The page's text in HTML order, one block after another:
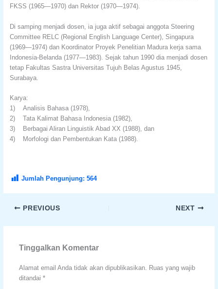
FKSS (1965—1970) dan Rektor (1970—1974).
Di samping menjadi dosen, ia juga aktif sebagai anggota Steering
Committee RELC (Regional English Language Center), Singapura
(1969—1974) dan Koordinator Proyek Penelitian Madura kerja sama
Indonesia-Belanda (1977—1983). Sejak tahun 1990 dia menjadi dosen
tetap Fakultas Sastra Universitas Tujuh Belas Agustus 1945,
Surabaya.
Karya:
1) Analisis Bahasa (1978),
2) Tata Kalimat Bahasa Indonesia (1982),
3) Berbagai Aliran Linguistik Abad XX (1988), dan
4) Morfologi dan Pembentukan Kata (1988).
Jumlah Pengunjung: 564
PREVIOUS NEXT
Tinggalkan Komentar
Alamat email Anda tidak akan dipublikasikan.
Ruas yang wajib
ditandai *